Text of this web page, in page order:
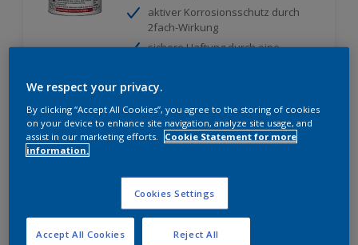
aktiver Korrosionsschutz durch
2fach-Wirkung
sichere Haftung durch eine
Nur beim Händler erhältlich
Protector Aqua
We respect your privacy.
By clicking “Accept All Cookies”, you agree to the storing of cookies
on your device to enhance site navigation, analyze site usage, and
assist in our marketing efforts.
Cookie Statement for more
information.
Cookies Settings
Reject All
Accept All Cookies